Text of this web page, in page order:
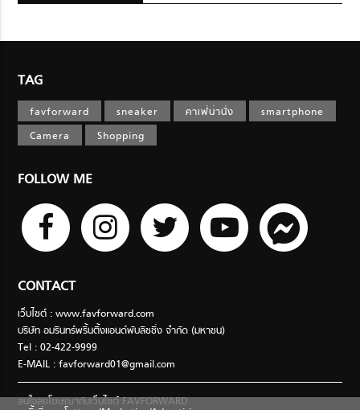
TAG
favforward sneaker คาเฟ่น่านั่ง
smartphone
Camera
Shopping
FOLLOW ME
CONTACT
เว็บไซต์ : www.favforward.com
บริษัท อมรินทร์พริ้นติ้งแอนด์พับลิชชิ่ง จำกัด (มหาชน)
Tel : 02-422-9999
E-MAIL :favforward01@gmail.com
สนใจลงโฆษณากับเว็บไซต์ FAVFORWARD